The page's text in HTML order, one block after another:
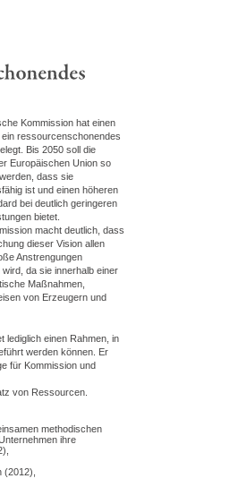
Kommission hat einen
ein ressourcenschonendes
Bis 2050 soll die
Europäischen Union so
dass sie
ist und einen höheren
bei deutlich geringeren
bietet.
macht deutlich, dass
dieser Vision allen
Anstrengungen
da sie innerhalb einer
Maßnahmen,
von Erzeugern und
lediglich einen Rahmen, in
werden können. Er
für Kommission und
von Ressourcen.
methodischen
ihre